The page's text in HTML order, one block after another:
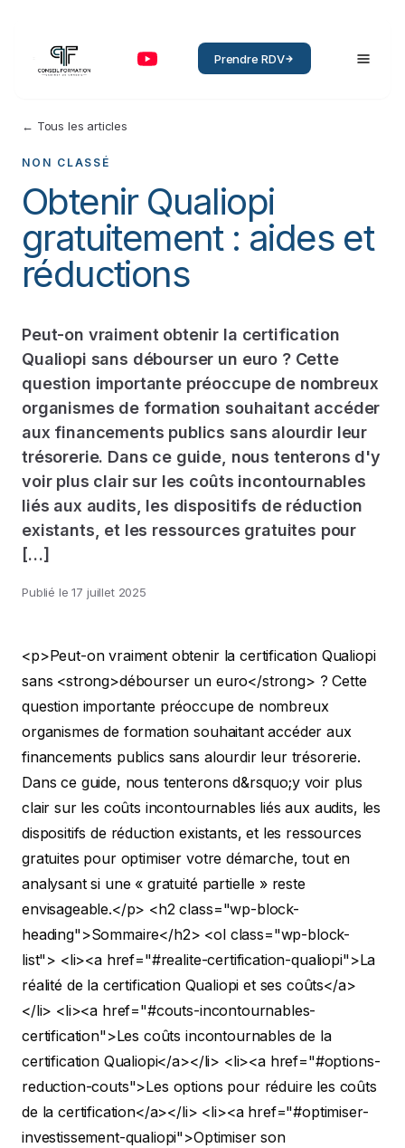
Prendre RDV
← Tous les articles
NON CLASSÉ
Obtenir Qualiopi
gratuitement : aides et
réductions
Peut-on vraiment obtenir la certification
Qualiopi sans débourser un euro ? Cette
question importante préoccupe de nombreux
organismes de formation souhaitant accéder
aux financements publics sans alourdir leur
trésorerie. Dans ce guide, nous tenterons d'y
voir plus clair sur les coûts incontournables
liés aux audits, les dispositifs de réduction
existants, et les ressources gratuites pour
[…]
Publié le17 juillet 2025
<p>Peut-on vraiment obtenir la certification Qualiopi
sans <strong>débourser un euro</strong> ? Cette
question importante préoccupe de nombreux
organismes de formation souhaitant accéder aux
financements publics sans alourdir leur trésorerie.
Dans ce guide, nous tenterons d&rsquo;y voir plus
clair sur les coûts incontournables liés aux audits, les
dispositifs de réduction existants, et les ressources
gratuites pour optimiser votre démarche, tout en
analysant si une « gratuité partielle » reste
envisageable.</p> <h2 class="wp-block-
heading">Sommaire</h2> <ol class="wp-block-
list"> <li><a href="#realite-certification-qualiopi">La
réalité de la certification Qualiopi et ses coûts</a>
</li> <li><a href="#couts-incontournables-
certification">Les coûts incontournables de la
certification Qualiopi</a></li> <li><a href="#options-
reduction-couts">Les options pour réduire les coûts
de la certification</a></li> <li><a href="#optimiser-
investissement-qualiopi">Optimiser son